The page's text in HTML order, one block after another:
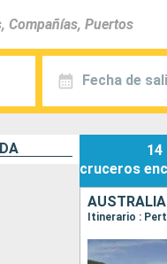
Fecha de
14
cruceros
AUSTRALIA
Itinerario :